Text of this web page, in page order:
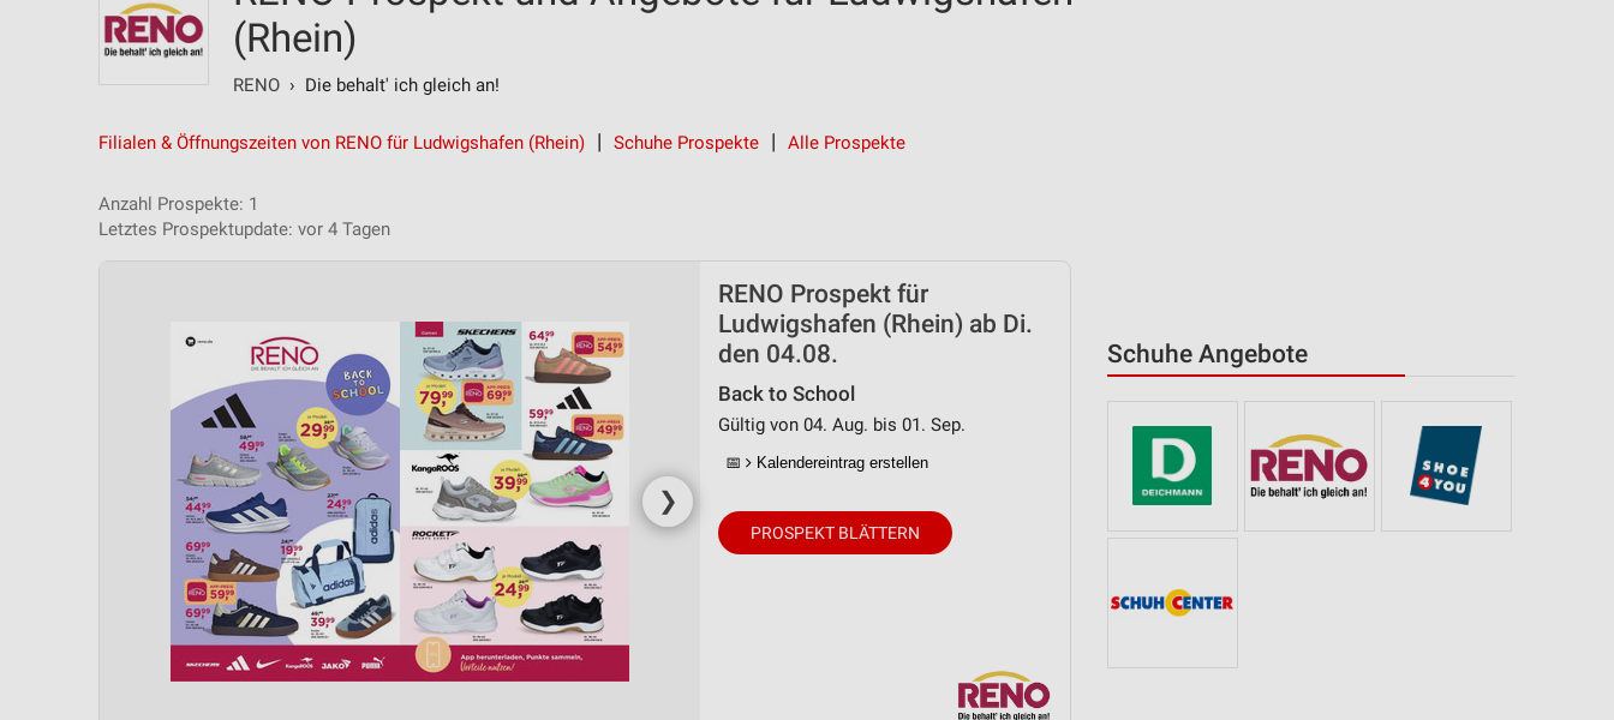
Schuhe Angebote
(Rhein)
RENO › Die behalt' ich gleich an!
Filialen & Öffnungszeiten von RENO für Ludwigshafen (Rhein) Schuhe Prospekte Alle Prospekte
Anzahl Prospekte: 1
Letztes Prospektupdate: vor 4 Tagen
❯
RENO Prospekt für
Ludwigshafen (Rhein) ab Di.
den 04.08.
Back to School
Gültig von 04. Aug. bis 01. Sep.
📅 Kalendereintrag erstellen
PROSPEKT BLÄTTERN